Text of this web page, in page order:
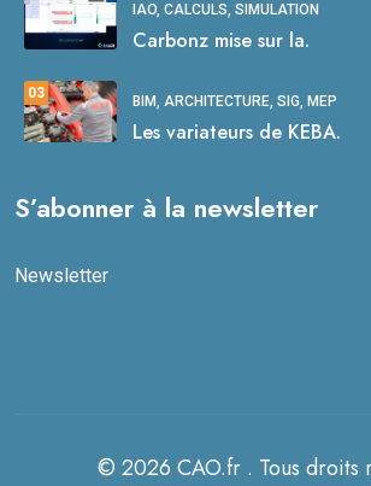
IAO, CALCULS, SIMULATION
Carbonz mise sur la.
03 BIM, ARCHITECTURE, SIG, MEP
Les variateurs de KEBA.
S’abonner à la newsletter
Newsletter
© 2026 CAO.fr . Tous droits